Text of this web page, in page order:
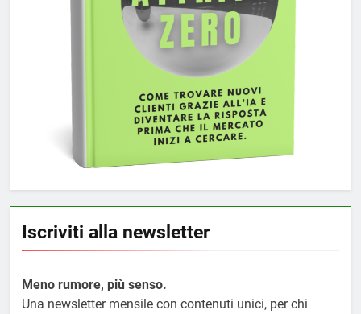
Iscriviti alla newsletter
Meno rumore, più senso.
Una newsletter mensile con contenuti unici, per chi